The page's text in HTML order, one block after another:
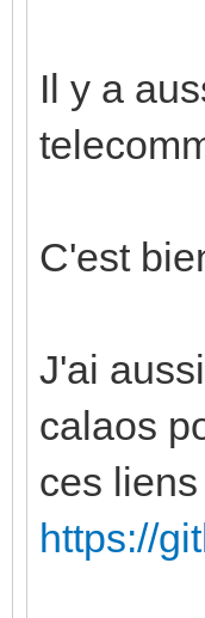
Il y a
C'est
J'ai
calaos
ces
https://